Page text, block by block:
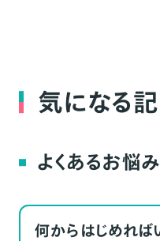
気になる
よくあるお悩
何からはじめれ